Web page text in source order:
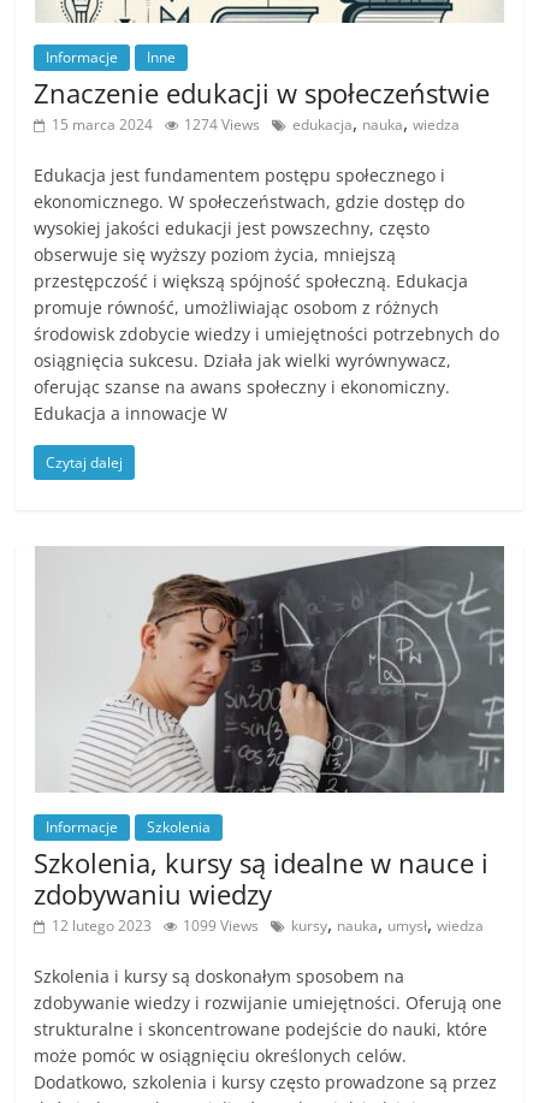
n
j
e
s
z
k
o
l
e
n
i
t
y
k
u
y
,
i
n
f
o
r
m
a
c
Informacje Inne
Znaczenie edukacji w społeczeństwie
15 marca 2024 1274 Views edukacja, nauka,wiedza
Edukacja jest fundamentem postępu społecznego i
ekonomicznego. W społeczeństwach, gdzie dostęp do
wysokiej jakości edukacji jest powszechny, często
obserwuje się wyższy poziom życia, mniejszą
przestępczość i większą spójność społeczną. Edukacja
promuje równość, umożliwiając osobom z różnych
środowisk zdobycie wiedzy i umiejętności potrzebnych do
osiągnięcia sukcesu. Działa jak wielki wyrównywacz,
oferując szanse na awans społeczny i ekonomiczny.
Edukacja a innowacje W
Czytaj dalej
Informacje Szkolenia
Szkolenia, kursy są idealne w nauce i
zdobywaniu wiedzy
12 lutego 2023 1099 Views kursy, nauka, umysł,wiedza
Szkolenia i kursy są doskonałym sposobem na
zdobywanie wiedzy i rozwijanie umiejętności. Oferują one
strukturalne i skoncentrowane podejście do nauki, które
może pomóc w osiągnięciu określonych celów.
Dodatkowo, szkolenia i kursy często prowadzone są przez